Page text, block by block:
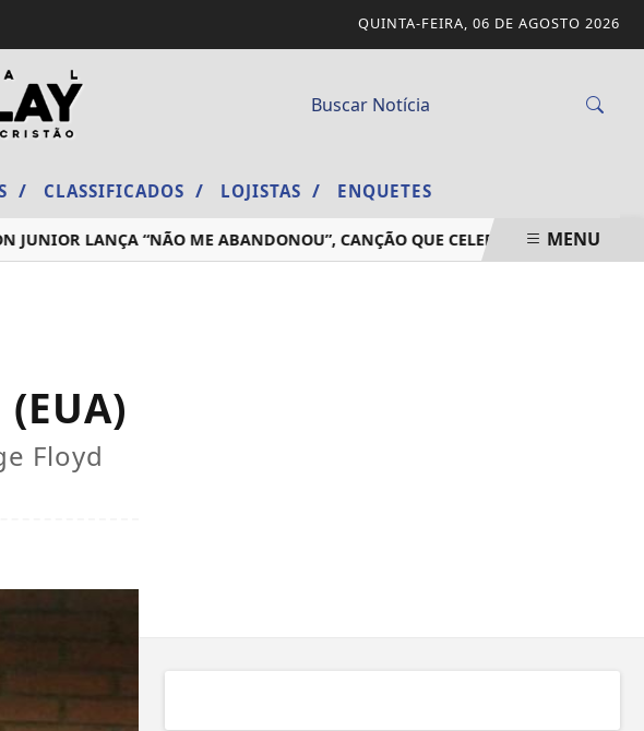
QUINTA-FEIRA, 06 DE AGOSTO 2026
/ CLASSIFICADOS / LOJISTAS / ENQUETES
LANÇA “NÃO ME ABANDONOU”, CANÇÃO QUE CELEBRA A FIDELIDADE DE
MENU
Floyd